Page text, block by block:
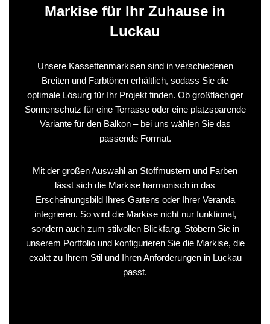
Markise für Ihr Zuhause in
Luckau
Unsere Kassettenmarkisen sind in verschiedenen
Breiten und Farbtönen erhältlich, sodass Sie die
optimale Lösung für Ihr Projekt finden. Ob großflächiger
Sonnenschutz für eine Terrasse oder eine platzsparende
Variante für den Balkon – bei uns wählen Sie das
passende Format.
Mit der großen Auswahl an Stoffmustern und Farben
lässt sich die Markise harmonisch in das
Erscheinungsbild Ihres Gartens oder Ihrer Veranda
integrieren. So wird die Markise nicht nur funktional,
sondern auch zum stilvollen Blickfang. Stöbern Sie in
unserem Portfolio und konfigurieren Sie die Markise, die
exakt zu Ihrem Stil und Ihren Anforderungen in Luckau
passt.